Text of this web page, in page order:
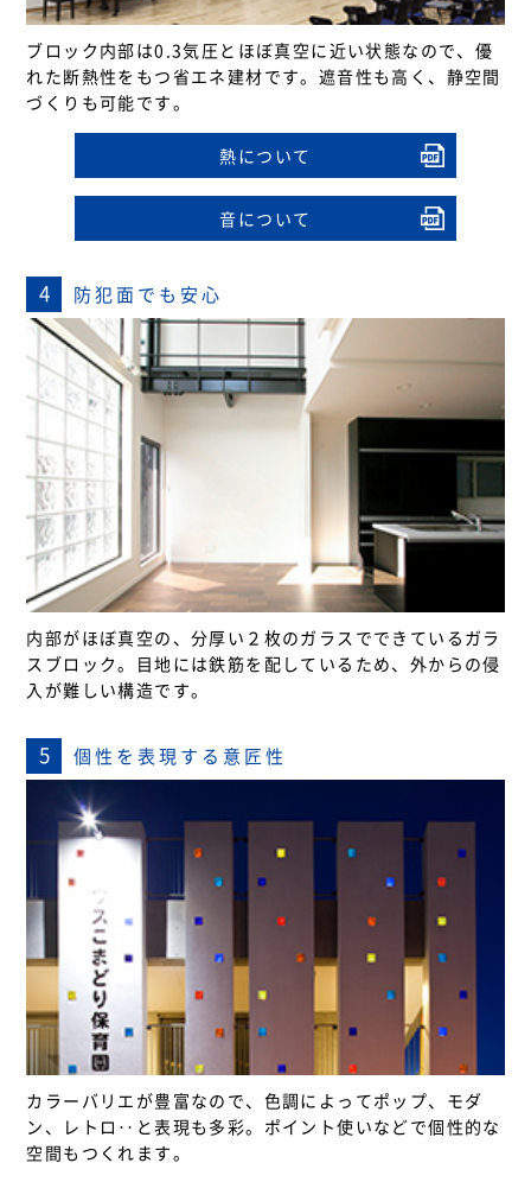
ブロック内部は0.3気圧とほぼ真空に近い状態なので、優
れた断熱性をもつ省エネ建材です。遮音性も高く、静空間
づくりも可能です。
熱について
音について
4 防犯面でも安心
内部がほぼ真空の、分厚い２枚のガラスでできているガラ
スブロック。目地には鉄筋を配しているため、外からの侵
入が難しい構造です。
5 個性を表現する意匠性
カラーバリエが豊富なので、色調によってポップ、モダ
ン、レトロ‥と表現も多彩。ポイント使いなどで個性的な
空間もつくれます。